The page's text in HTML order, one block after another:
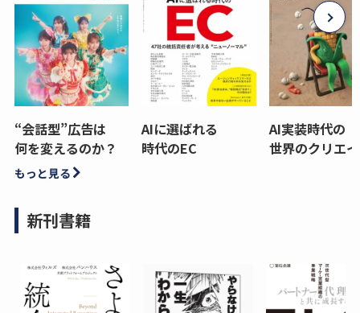
“会話型”広告は
何を変えるのか？
AIに選ばれる
時代のEC
AI実装時代の
世界のクリエ
もっと見る
新刊書籍